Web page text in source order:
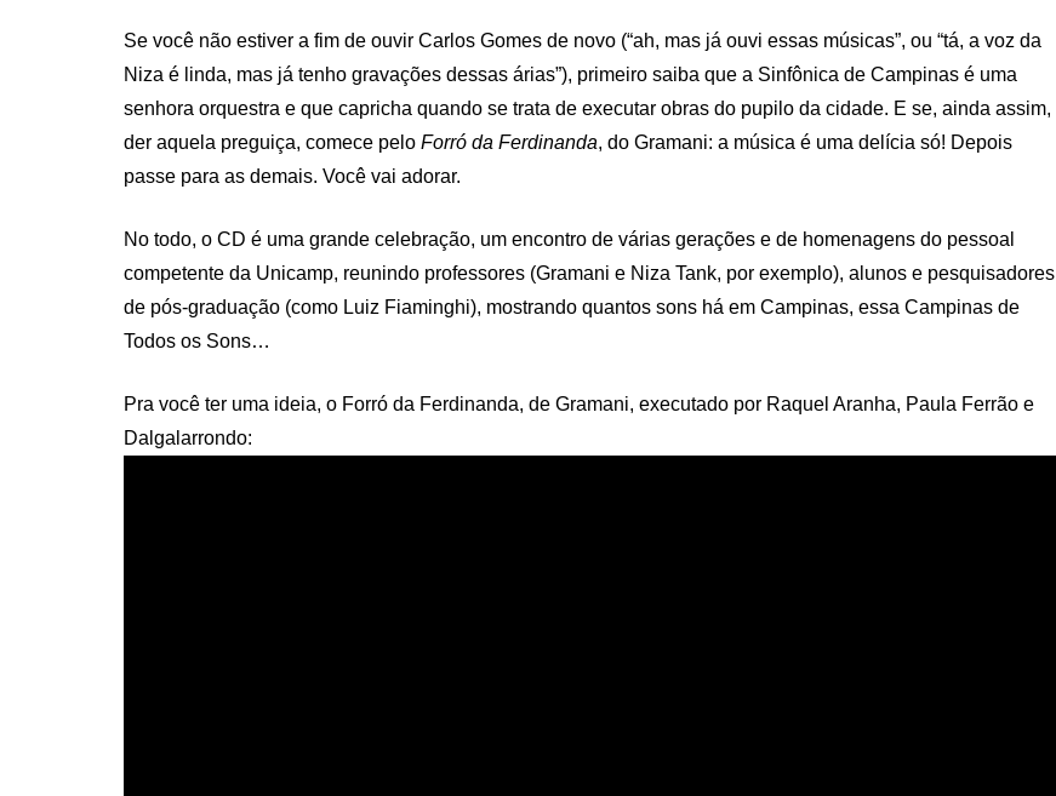
Se você não estiver a fim de ouvir Carlos Gomes de novo (“ah, mas já ouvi essas músicas”, ou “tá, a voz da
Niza é linda, mas já tenho gravações dessas árias”), primeiro saiba que a Sinfônica de Campinas é uma
senhora orquestra e que capricha quando se trata de executar obras do pupilo da cidade. E se, ainda assim,
der aquela preguiça, comece pelo Forró da Ferdinanda, do Gramani: a música é uma delícia só! Depois
passe para as demais. Você vai adorar.
No todo, o CD é uma grande celebração, um encontro de várias gerações e de homenagens do pessoal
competente da Unicamp, reunindo professores (Gramani e Niza Tank, por exemplo), alunos e pesquisadores
de pós-graduação (como Luiz Fiaminghi), mostrando quantos sons há em Campinas, essa Campinas de
Todos os Sons…
Pra você ter uma ideia, o Forró da Ferdinanda, de Gramani, executado por Raquel Aranha, Paula Ferrão e
Dalgalarrondo: